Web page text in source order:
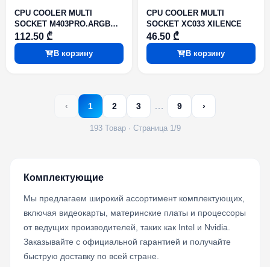
CPU COOLER MULTI
SOCKET M403PRO.ARGB
XC129 XILENCE
112.50 ₾
В корзину
CPU COOLER MULTI
SOCKET XC033 XILENCE
46.50 ₾
В корзину
‹ 1 2 3 … 9 ›
193 Товар · Страница 1/9
Комплектующие
Мы предлагаем широкий ассортимент комплектующих,
включая видеокарты, материнские платы и процессоры
от ведущих производителей, таких как Intel и Nvidia.
Заказывайте с официальной гарантией и получайте
быструю доставку по всей стране.